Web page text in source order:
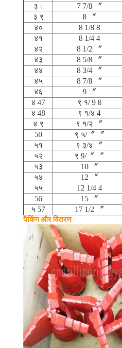
३।
7 7/8 〞
३ ९
8 〞
४०
8 1/8 8
४१
8 1/4 4
४२
8 1/2 〞
४३
8 5/8 〞
४४
8 3/4 〞
४५
8 7/8 〞
४६
9 〞
४ 47
९ १/ 9 8
४ 48
९ १/४ 4
४ ९
९ १/२ 〞
50
९ ५/〞 〞
५१
९ ३/४ 〞
५२
९ 9/〞 〞
५३
10 〞
५४
12 〞
५५
12 1/4 4
56
15 〞
५ 57
17 1/2 〞
पैकिंग और वितरण